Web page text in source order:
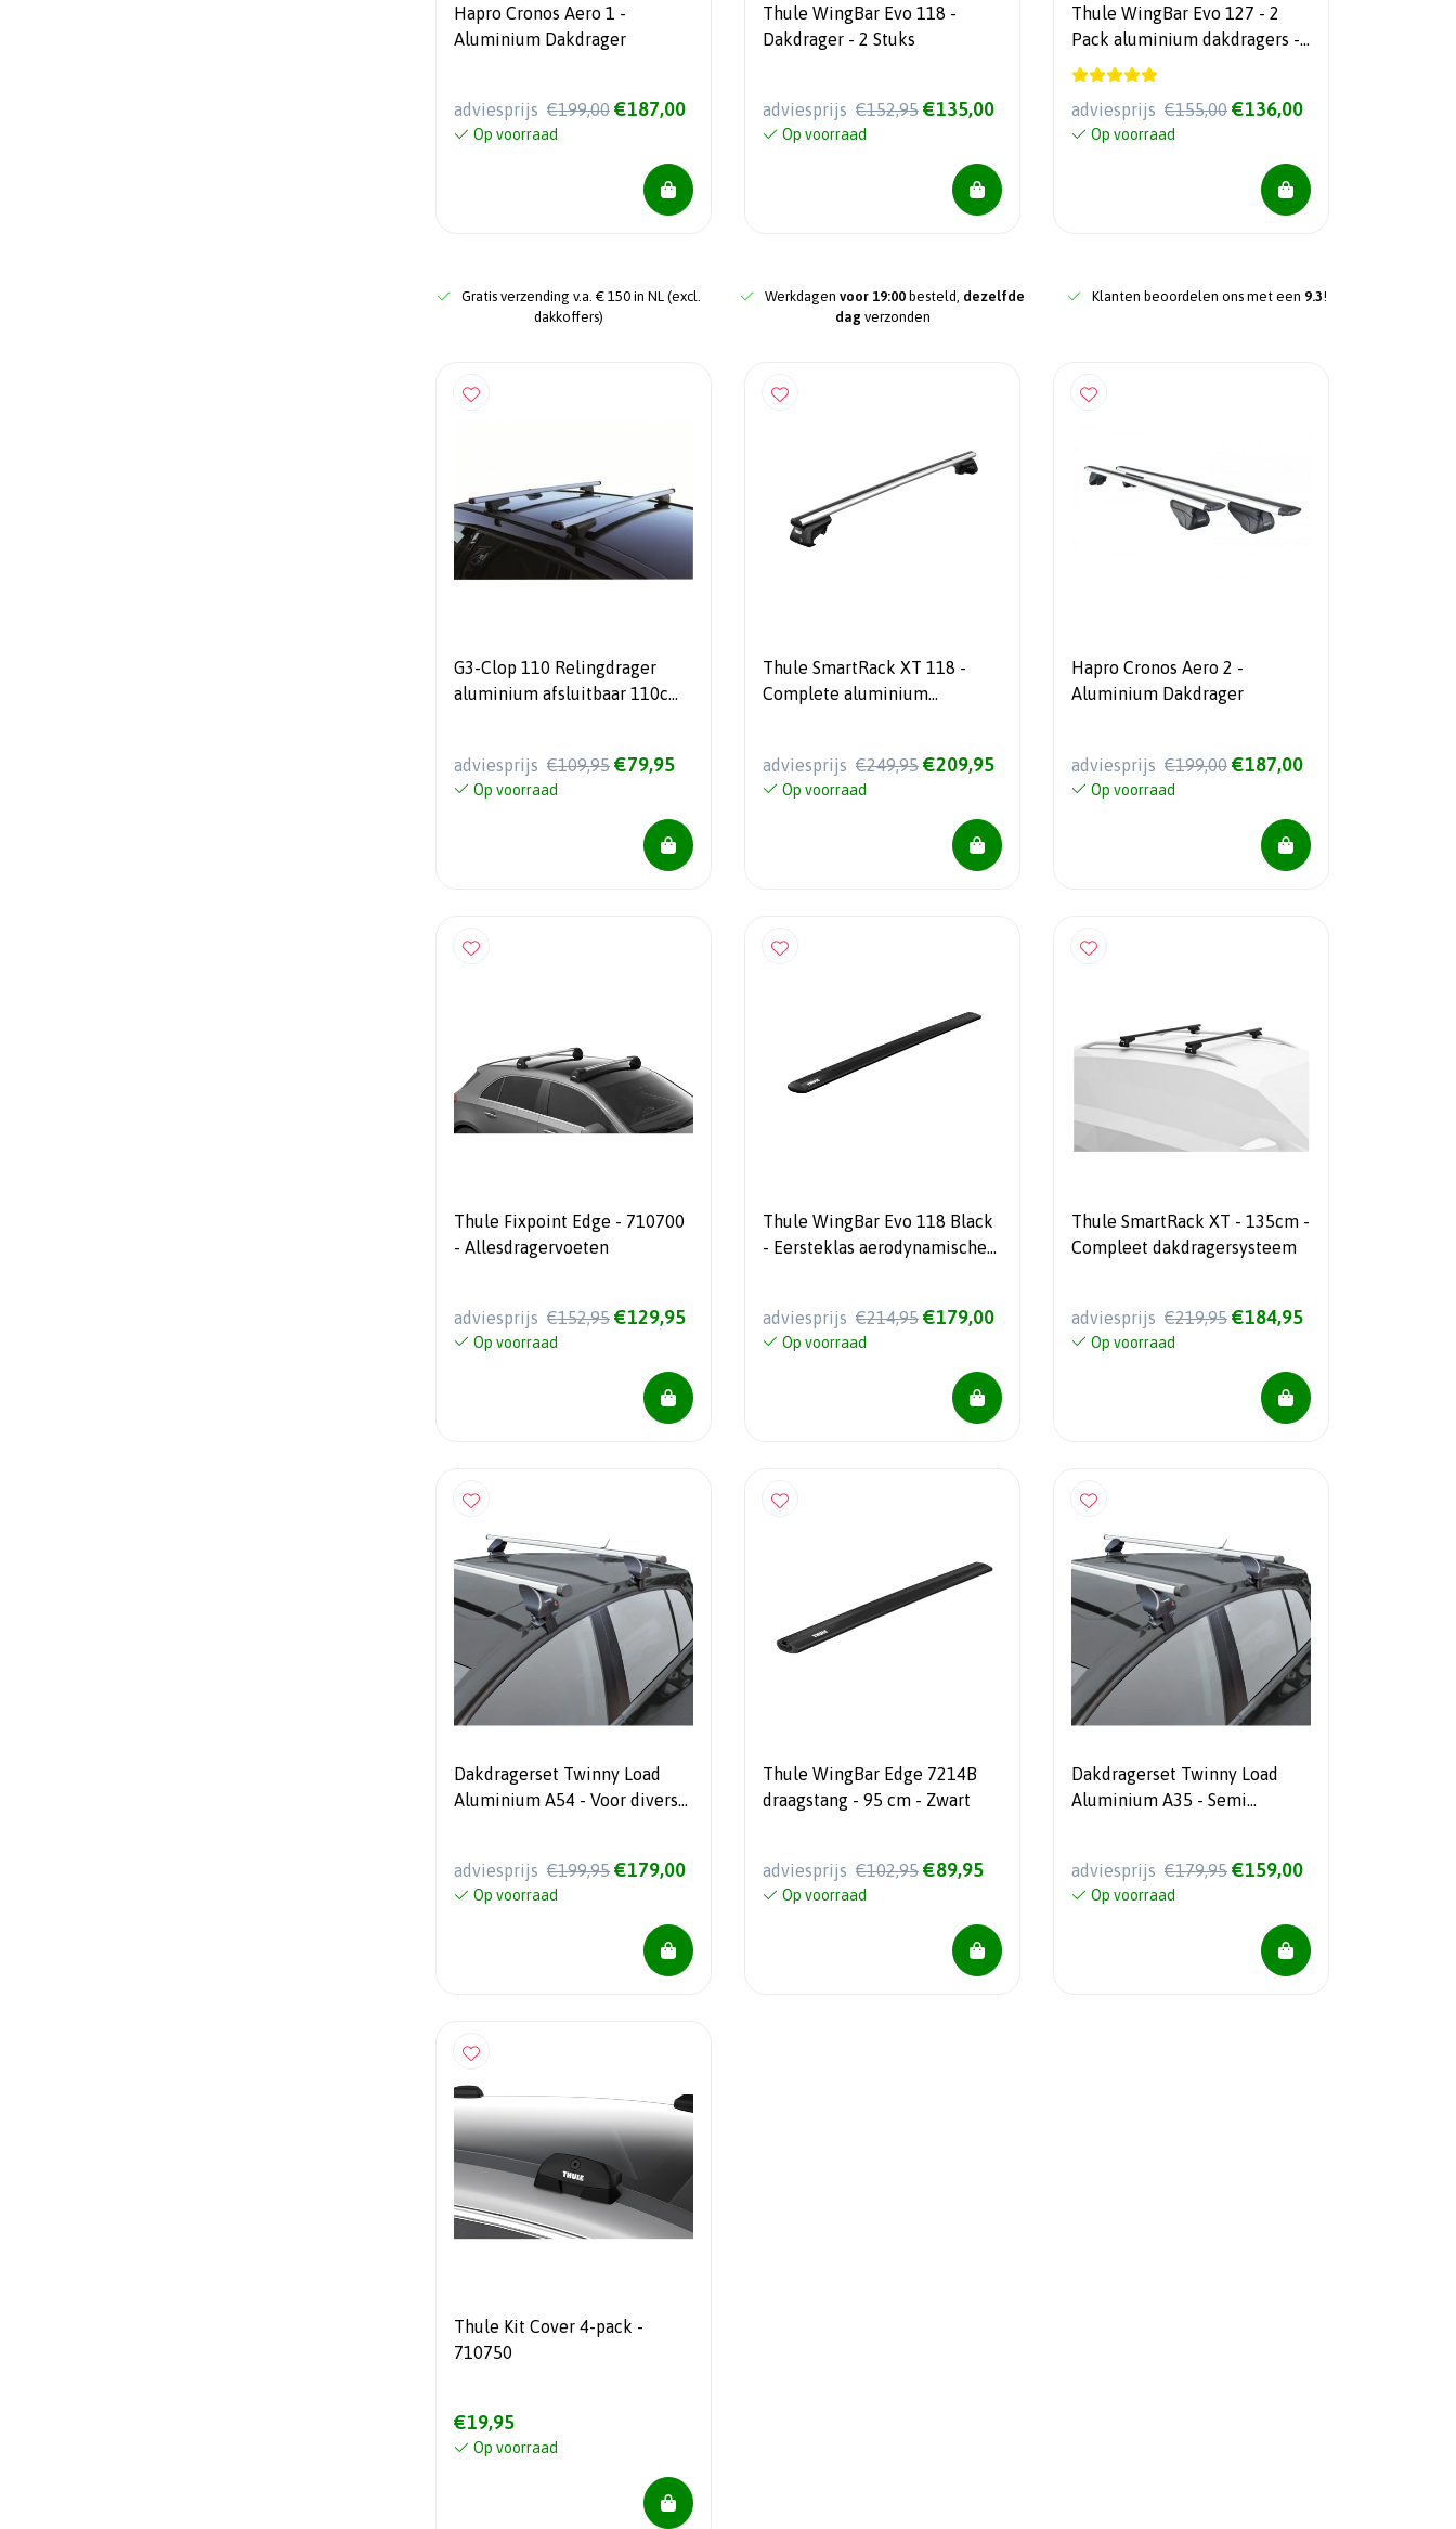
Hapro Cronos Aero 1 -
Aluminium Dakdrager
adviesprijs €199,00 €187,00
Op voorraad
Thule WingBar Evo 118 -
Dakdrager - 2 Stuks
adviesprijs €152,95 €135,00
Op voorraad
Thule WingBar Evo 127 - 2
Pack aluminium dakdragers -
711300
adviesprijs €155,00 €136,00
Op voorraad
Gratis verzending v.a. € 150 in NL (excl.
dakkoffers)
Werkdagen voor 19:00 besteld, dezelfde
dag verzonden
Klanten beoordelen ons met een 9.3!
G3-Clop 110 Relingdrager
aluminium afsluitbaar 110cm
adviesprijs €109,95 €79,95
Op voorraad
Thule SmartRack XT 118 -
Complete aluminium
adviesprijs €249,95 €209,95
Op voorraad
Hapro Cronos Aero 2 -
Aluminium Dakdrager
adviesprijs €199,00 €187,00
Op voorraad
Thule Fixpoint Edge - 710700
- Allesdragervoeten
adviesprijs €152,95 €129,95
Op voorraad
Thule WingBar Evo 118 Black
- Eersteklas aerodynamische
adviesprijs €214,95 €179,00
Op voorraad
Thule SmartRack XT - 135cm -
Compleet dakdragersysteem
adviesprijs €219,95 €184,95
Op voorraad
Dakdragerset Twinny Load
Aluminium A54 - Voor diverse
adviesprijs €199,95 €179,00
Op voorraad
Thule WingBar Edge 7214B
draagstang - 95 cm - Zwart
adviesprijs €102,95 €89,95
Op voorraad
Dakdragerset Twinny Load
Aluminium A35 - Semi
adviesprijs €179,95 €159,00
Op voorraad
Thule Kit Cover 4-pack -
710750
€19,95
Op voorraad